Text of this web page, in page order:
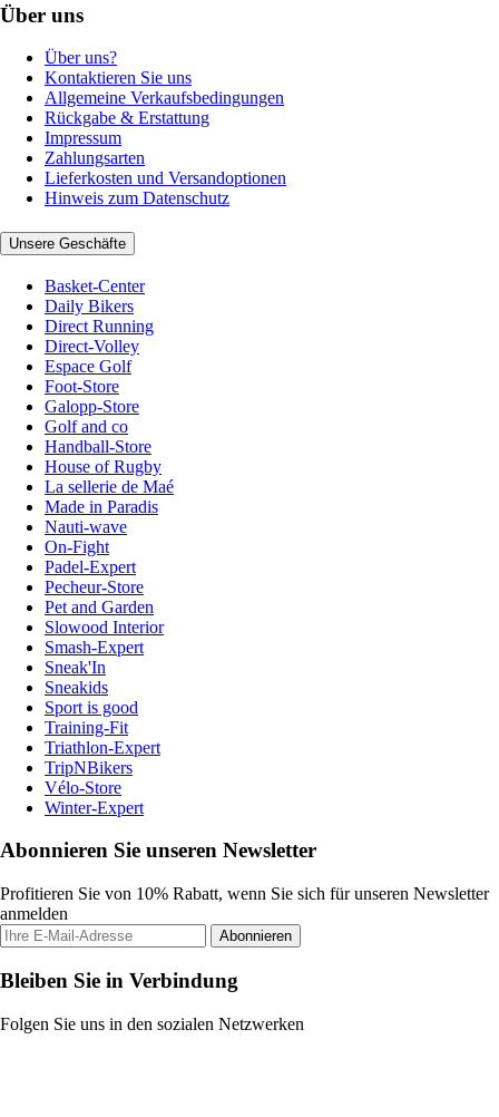
Über uns
Über uns?
Kontaktieren Sie uns
Allgemeine Verkaufsbedingungen
Rückgabe & Erstattung
Impressum
Zahlungsarten
Lieferkosten und Versandoptionen
Hinweis zum Datenschutz
Unsere Geschäfte
Basket-Center
Daily Bikers
Direct Running
Direct-Volley
Espace Golf
Foot-Store
Galopp-Store
Golf and co
Handball-Store
House of Rugby
La sellerie de Maé
Made in Paradis
Nauti-wave
On-Fight
Padel-Expert
Pecheur-Store
Pet and Garden
Slowood Interior
Smash-Expert
Sneak'In
Sneakids
Sport is good
Training-Fit
Triathlon-Expert
TripNBikers
Vélo-Store
Winter-Expert
Abonnieren Sie unseren Newsletter
Profitieren Sie von 10% Rabatt, wenn Sie sich für unseren Newsletter
anmelden
Abonnieren
Bleiben Sie in Verbindung
Folgen Sie uns in den sozialen Netzwerken